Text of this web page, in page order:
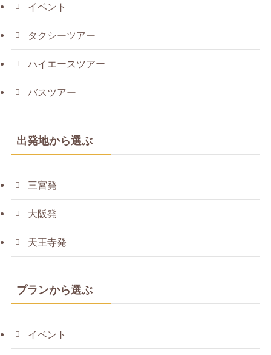
イベント
タクシーツアー
ハイエースツアー
バスツアー
出発地から選ぶ
三宮発
大阪発
天王寺発
プランから選ぶ
イベント